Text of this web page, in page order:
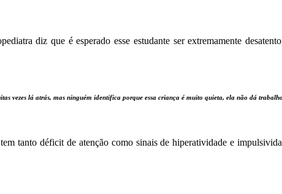
diz que é esperado esse estudante ser extremamente
vezes lá atrás, mas ninguém identifica porque essa criança é muito quieta, ela não dá
tanto déficit de atenção como sinais de hiperatividade e